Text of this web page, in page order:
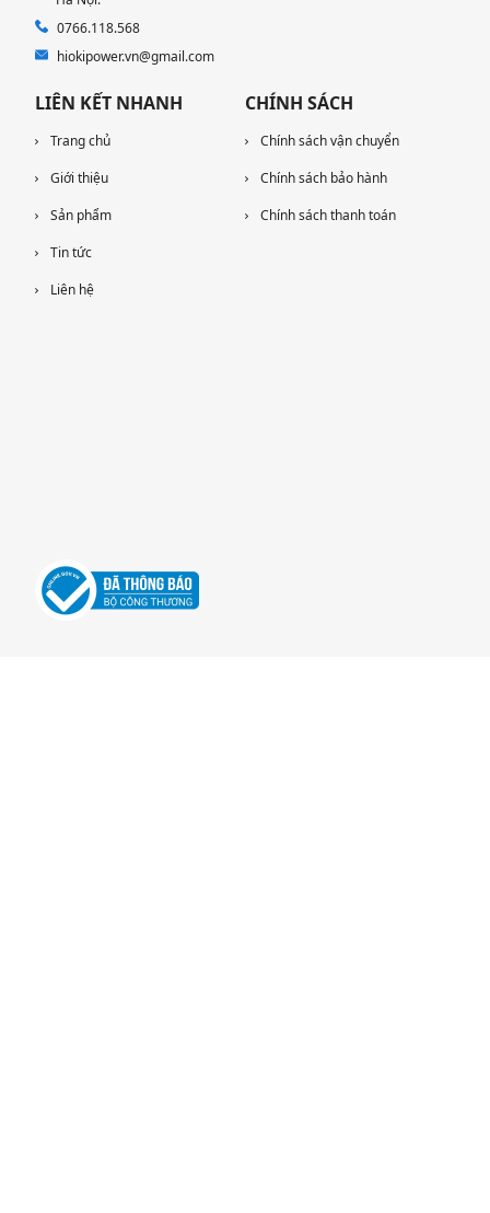
0766.118.568
hiokipower.vn@gmail.com
LIÊN KẾT NHANH
Trang chủ
Giới thiệu
Sản phẩm
Tin tức
Liên hệ
CHÍNH SÁCH
Chính sách vận chuyển
Chính sách bảo hành
Chính sách thanh toán